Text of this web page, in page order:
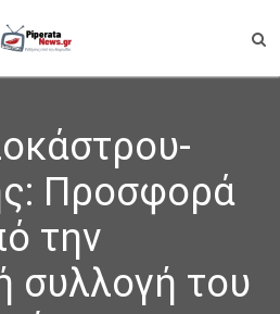
Προσφορά
την
συλλογή του